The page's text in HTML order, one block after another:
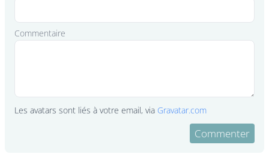
Commentaire
Les avatars sont liés à votre email, via Gravatar.com
Commenter